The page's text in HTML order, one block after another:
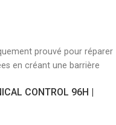
prouvé pour réparer
en créant une barrière
CONTROL 96H |